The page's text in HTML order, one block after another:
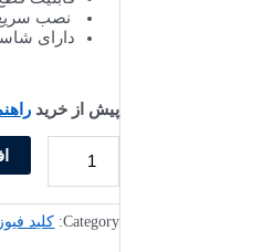
نصب
دارای
پیش از خرید
Category: کلید